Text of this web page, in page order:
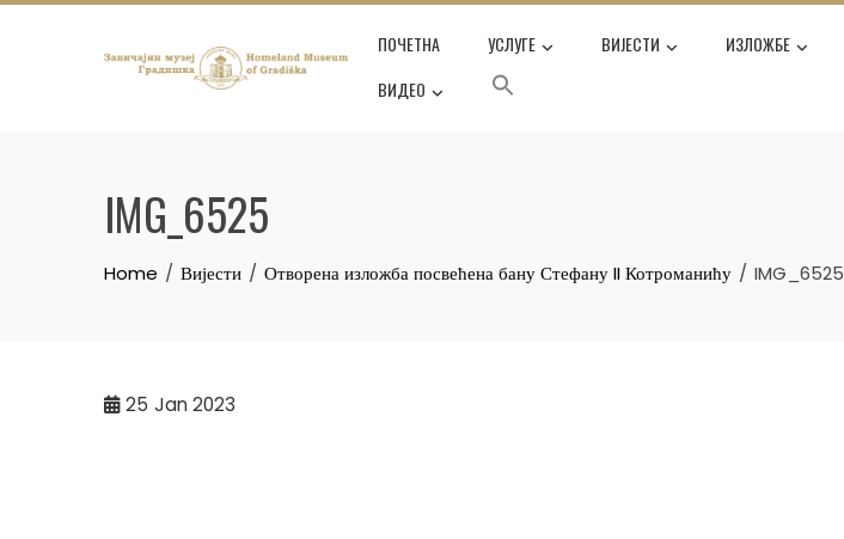
Skip
ПОЧЕТНА УСЛУГЕ ВИЈЕСТИ ИЗЛОЖБЕ
ВИДЕО
IMG_6525
Home Вијести Отворена изложба посвећена бану Стефану II Котроманићу IMG_6525
25 Jan 2023